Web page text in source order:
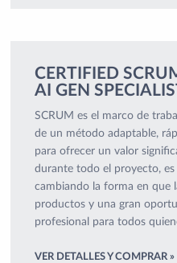
CERTIFIED
AI GEN
SCRUM es el marco de
de un método adaptable,
para ofrecer un valor
durante todo el proyecto,
cambiando la forma en que
productos y una gran
profesional para todos
VER DETALLES Y COMPRAR »